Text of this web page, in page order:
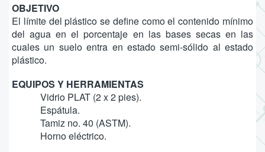
OBJETIVO
El límite del plástico se define como el contenido mínimo
del agua en el porcentaje en las bases secas en las
cuales un suelo entra en estado semi-sólido al estado
plástico.
EQUIPOS Y HERRAMIENTAS
Vidrio PLAT (2 x 2 pies).
Espátula.
Tamiz no. 40 (ASTM).
Horno eléctrico.